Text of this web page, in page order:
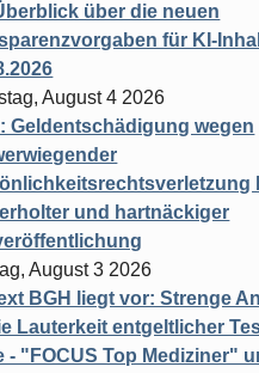
über die neuen
für KI-
August 4 2026
Geldentschädigung wegen
und hartnäckiger
August 3 2026
BGH liegt vor: Strenge
Lauterkeit entgeltlicher
- "FOCUS Top Mediziner"